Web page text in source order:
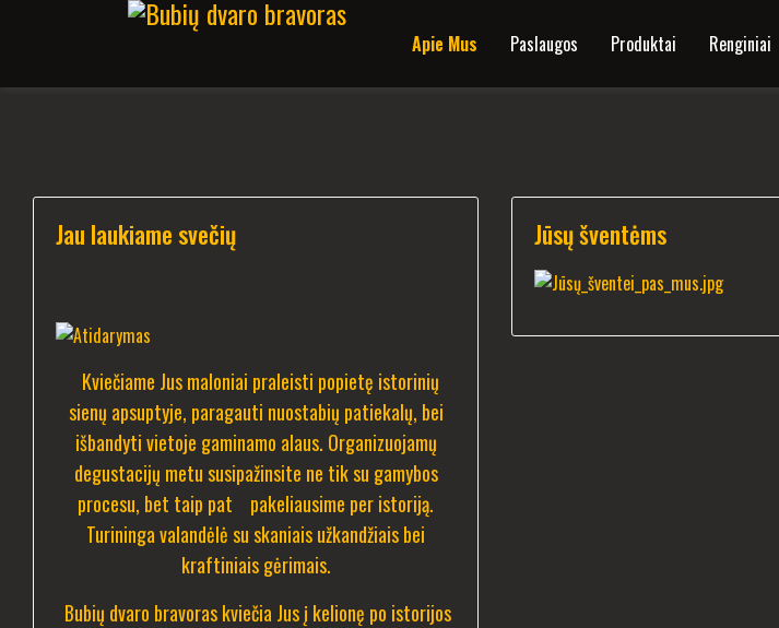
Apie Mus Paslaugos Produktai Renginiai
Jau laukiame svečių
Kviečiame Jus maloniai praleisti popietę istorinių
sienų apsuptyje, paragauti nuostabių patiekalų, bei
išbandyti vietoje gaminamo alaus. Organizuojamų
degustacijų metu susipažinsite ne tik su gamybos
procesu, bet taip pat pakeliausime per istoriją.
Turininga valandėlė su skaniais užkandžiais bei
kraftiniais gėrimais.
Bubių dvaro bravoras kviečia Jus į kelionę po istorijos
Jūsų šventėms